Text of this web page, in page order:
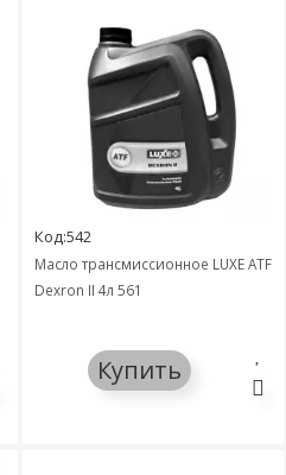
Код:542
Масло трансмиссионное LUXE ATF
Dexron II 4л 561
Купить